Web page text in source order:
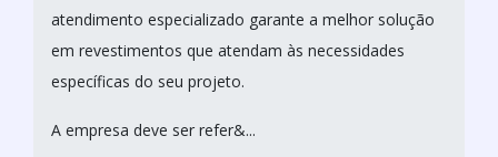
atendimento especializado garante a melhor solução
em revestimentos que atendam às necessidades
específicas do seu projeto.
A empresa deve ser refer&...